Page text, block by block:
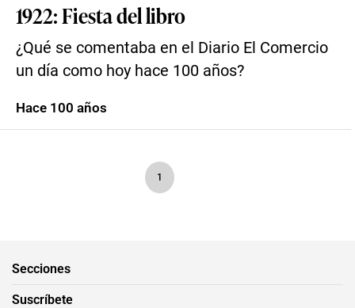
1922: Fiesta del libro
¿Qué se comentaba en el Diario El Comercio
un día como hoy hace 100 años?
Hace 100 años
1
Secciones
Suscríbete